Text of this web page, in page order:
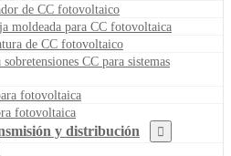
de CC fotovoltaico
moldeada para CC fotovoltaica
de CC fotovoltaico
CC para sistemas
fotovoltaica
fotovoltaica
y distribución